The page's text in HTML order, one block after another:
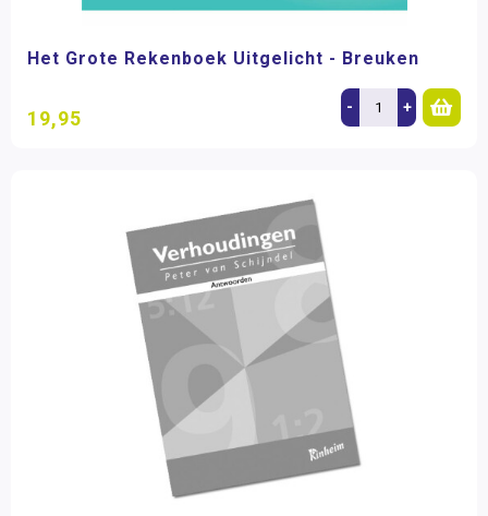
Het Grote Rekenboek Uitgelicht - Breuken
19,95 - +